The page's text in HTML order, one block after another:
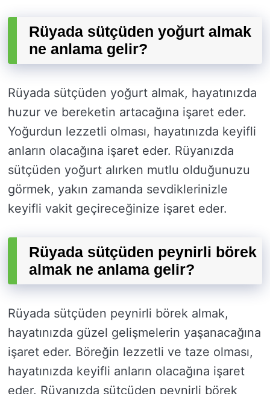
Rüyada sütçüden yoğurt almak
ne anlama gelir?
Rüyada sütçüden yoğurt almak, hayatınızda
huzur ve bereketin artacağına işaret eder.
Yoğurdun lezzetli olması, hayatınızda keyifli
anların olacağına işaret eder. Rüyanızda
sütçüden yoğurt alırken mutlu olduğunuzu
görmek, yakın zamanda sevdiklerinizle
keyifli vakit geçireceğinize işaret eder.
Rüyada sütçüden peynirli börek
almak ne anlama gelir?
Rüyada sütçüden peynirli börek almak,
hayatınızda güzel gelişmelerin yaşanacağına
işaret eder. Böreğin lezzetli ve taze olması,
hayatınızda keyifli anların olacağına işaret
eder. Rüyanızda sütçüden peynirli börek